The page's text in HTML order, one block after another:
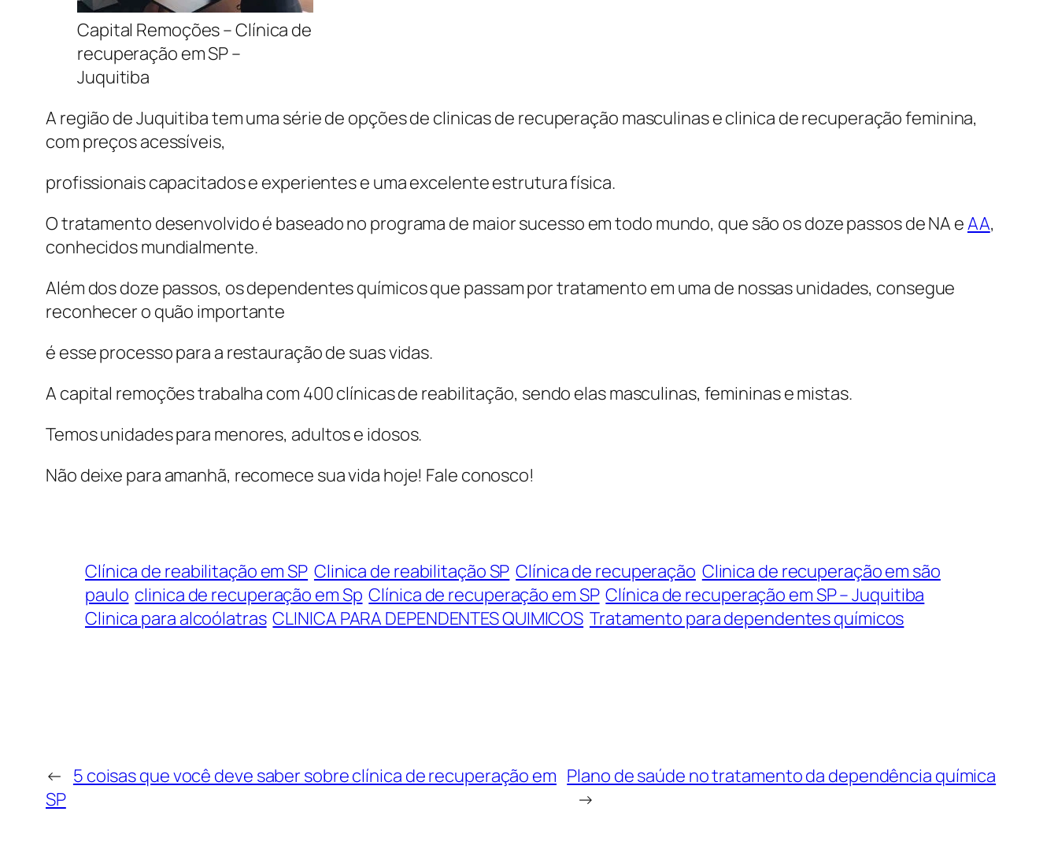
Capital Remoções – Clínica de
recuperação em SP –
Juquitiba
A região de Juquitiba tem uma série de opções de clinicas de recuperação masculinas e clinica de recuperação feminina,
com preços acessíveis,
profissionais capacitados e experientes e uma excelente estrutura física.
O tratamento desenvolvido é baseado no programa de maior sucesso em todo mundo, que são os doze passos de NA eAA,
conhecidos mundialmente.
Além dos doze passos, os dependentes químicos que passam por tratamento em uma de nossas unidades, consegue
reconhecer o quão importante
é esse processo para a restauração de suas vidas.
A capital remoções trabalha com 400 clínicas de reabilitação, sendo elas masculinas, femininas e mistas.
Temos unidades para menores, adultos e idosos.
Não deixe para amanhã, recomece sua vida hoje! Fale conosco!
Clínica de reabilitação em SP Clinica de reabilitação SP Clínica de recuperação Clinica de recuperação em são
paulo clinica de recuperação em Sp Clínica de recuperação em SP Clínica de recuperação em SP – Juquitiba
Clinica para alcoólatras CLINICA PARA DEPENDENTES QUIMICOS Tratamento para dependentes químicos
← 5 coisas que você deve saber sobre clínica de recuperação em
SP
Plano de saúde no tratamento da dependência química
→